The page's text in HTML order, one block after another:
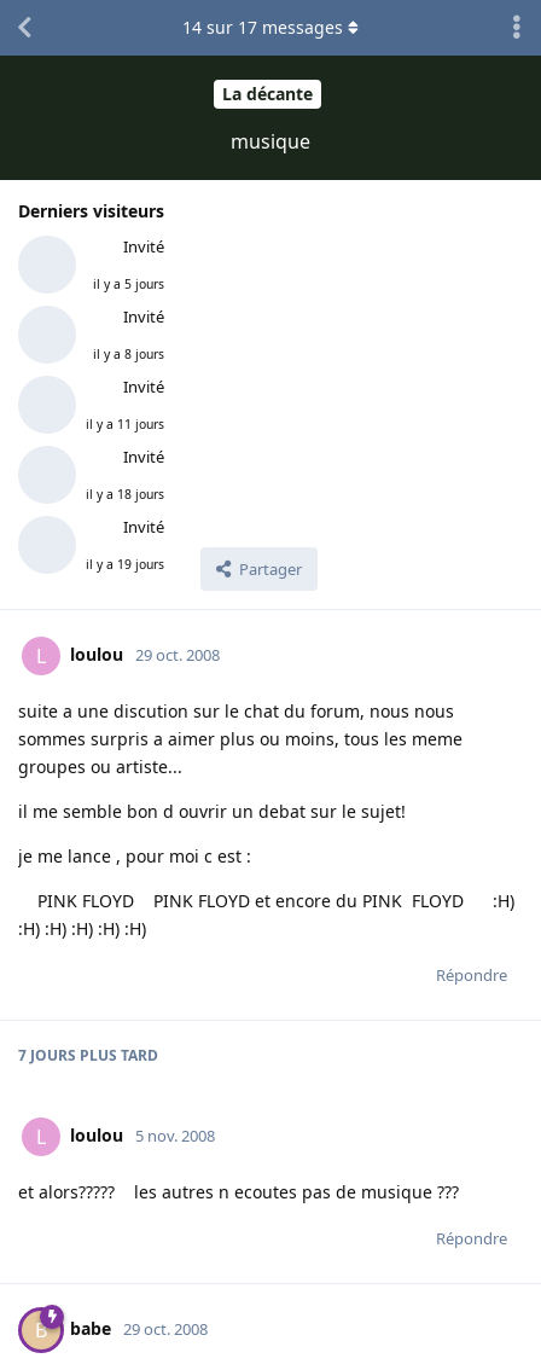
La décante
musique
Derniers visiteurs
Invité
il y a 5 jours
Invité
il y a 8 jours
Invité
il y a 11 jours
Invité
il y a 18 jours
Invité
il y a 19 jours Partager
14 sur 17 messages
L loulou 29 oct. 2008
suite a une discution sur le chat du forum, nous nous
sommes surpris a aimer plus ou moins, tous les meme
groupes ou artiste...
il me semble bon d ouvrir un debat sur le sujet!
je me lance , pour moi c est :
PINK FLOYD PINK FLOYD et encore du PINK FLOYD :H)
:H) :H) :H) :H) :H)
Répondre
7 JOURS PLUS TARD
L loulou 5 nov. 2008
et alors????? les autres n ecoutes pas de musique ???
Répondre
B babe 29 oct. 2008